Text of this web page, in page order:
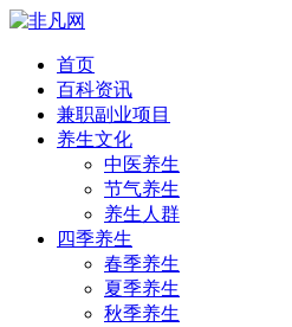
首页
百科资讯
兼职副业项目
养生文化
中医养生
节气养生
养生人群
四季养生
春季养生
夏季养生
秋季养生